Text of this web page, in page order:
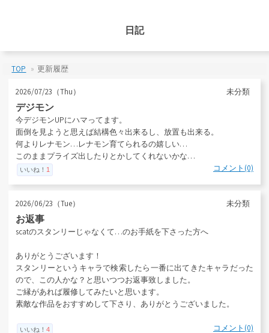
日記
TOP 更新履歴
2026/07/23（Thu） 未分類
デジモン
今デジモンUPにハマってます。
面倒を見ようと思えば結構色々出来るし、放置も出来る。
何よりレナモン…レナモン育てられるの嬉しい…
このままプライズ出したりとかしてくれないかな…
いいね！ 1 コメント(0)
2026/06/23（Tue） 未分類
お返事
scatのスタンリーじゃなくて…のお手紙を下さった方へ
ありがとうございます！
スタンリーというキャラで検索したら一番に出てきたキャラだった
ので、この人かな？と思いつつお返事致しました。
ご縁があれば履修してみたいと思います。
素敵な作品をおすすめして下さり、ありがとうございました。
いいね！ 4 コメント(0)